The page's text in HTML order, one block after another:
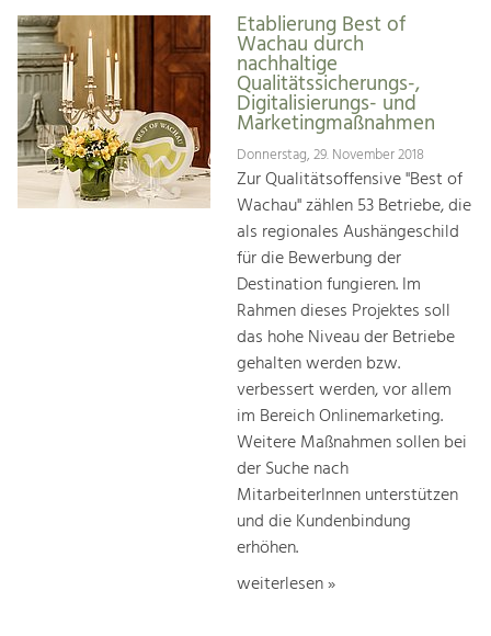
Etablierung Best of
Wachau durch
nachhaltige
Qualitätssicherungs-,
Digitalisierungs- und
Marketingmaßnahmen
Donnerstag, 29. November 2018
Zur Qualitätsoffensive "Best of
Wachau" zählen 53 Betriebe, die
als regionales Aushängeschild
für die Bewerbung der
Destination fungieren. Im
Rahmen dieses Projektes soll
das hohe Niveau der Betriebe
gehalten werden bzw.
verbessert werden, vor allem
im Bereich Onlinemarketing.
Weitere Maßnahmen sollen bei
der Suche nach
MitarbeiterInnen unterstützen
und die Kundenbindung
erhöhen.
weiterlesen »